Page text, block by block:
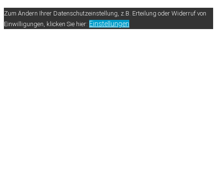
Zum Ändern Ihrer Datenschutzeinstellung, z.B. Erteilung oder Widerruf von
Einwilligungen, klicken Sie hier: Einstellungen